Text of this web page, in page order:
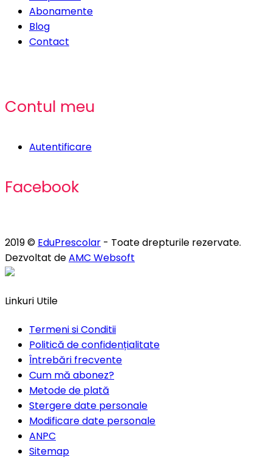
Abonamente
Blog
Contact
Contul meu
Autentificare
Facebook
2019 © EduPrescolar - Toate drepturile rezervate.
Dezvoltat deAMC Websoft
Linkuri Utile
Termeni si Conditii
Politică de confidențialitate
Întrebări frecvente
Cum mă abonez?
Metode de plată
Stergere date personale
Modificare date personale
ANPC
Sitemap